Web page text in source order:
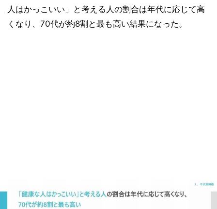
人はかっこいい」と考える人の割合は年代に応じて高
くなり、70代が約8割と最も高い結果になった。